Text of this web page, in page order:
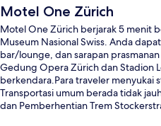
Motel One Zürich
Motel One Zürich berjarak 5 menit
Museum Nasional Swiss. Anda
bar/lounge, dan sarapan
Gedung Opera Zürich dan Stadion
berkendara.Para traveler menyukai
Transportasi umum berada tidak
dan Pemberhentian Trem